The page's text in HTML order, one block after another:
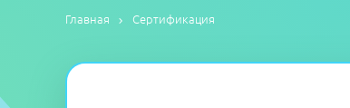
Главная Сертификация